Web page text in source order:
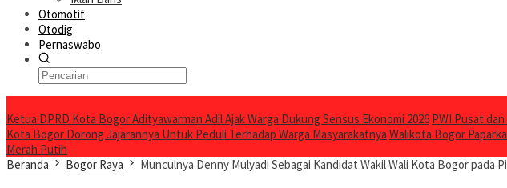
Otomotif
Otodig
Pernaswabo
Ketua DPRD Kota Bogor Adityawarman Adil Ajak Warga Dukung Sensus Ekonomi 2026 PWI Pusat
Kota Bogor Dorong Jajarannya Untuk Peduli Terhadap Warga Masyarakatnya Walikota Bogor
Merah Putih
Beranda
Bogor Raya Munculnya Denny Mulyadi Sebagai Kandidat Wakil Wali Kota Bogor pada